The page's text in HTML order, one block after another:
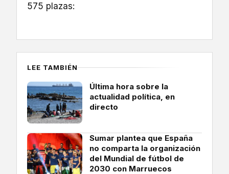
575 plazas:
LEE TAMBIÉN
Última hora sobre la
actualidad política, en
directo
Sumar plantea que España
no comparta la organización
del Mundial de fútbol de
2030 con Marruecos